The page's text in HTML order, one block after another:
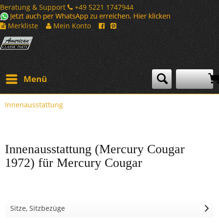
Beratung & Support
+49 5221 1747944
Merkliste
Mein Konto
Menü
Innenausstattung
Innenausstattung (Mercury Cougar
1972) für Mercury Cougar
Sitze, Sitzbezüge